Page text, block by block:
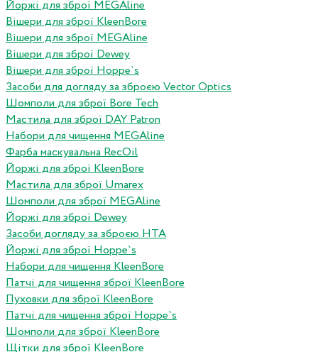
Йоржі для зброї MEGAline
Вішери для зброї KleenBore
Вішери для зброї MEGAline
Вішери для зброї Dewey
Вішери для зброї Hoppe`s
Засоби для догляду за зброєю Vector Optics
Шомполи для зброї Bore Tech
Мастила для зброї DAY Patron
Набори для чищення MEGAline
Фарба маскувальна RecOil
Йоржі для зброї KleenBore
Мастила для зброї Umarex
Шомполи для зброї MEGAline
Йоржі для зброї Dewey
Засоби догляду за зброєю HTA
Йоржі для зброї Hoppe`s
Набори для чищення KleenBore
Патчі для чищення зброї KleenBore
Пуховки для зброї KleenBore
Патчі для чищення зброї Hoppe`s
Шомполи для зброї KleenBore
Щітки для зброї KleenBore